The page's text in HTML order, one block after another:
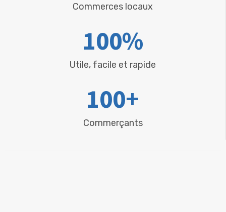
Commerces locaux
Utile, facile et rapide
100%
Commerçants
100+